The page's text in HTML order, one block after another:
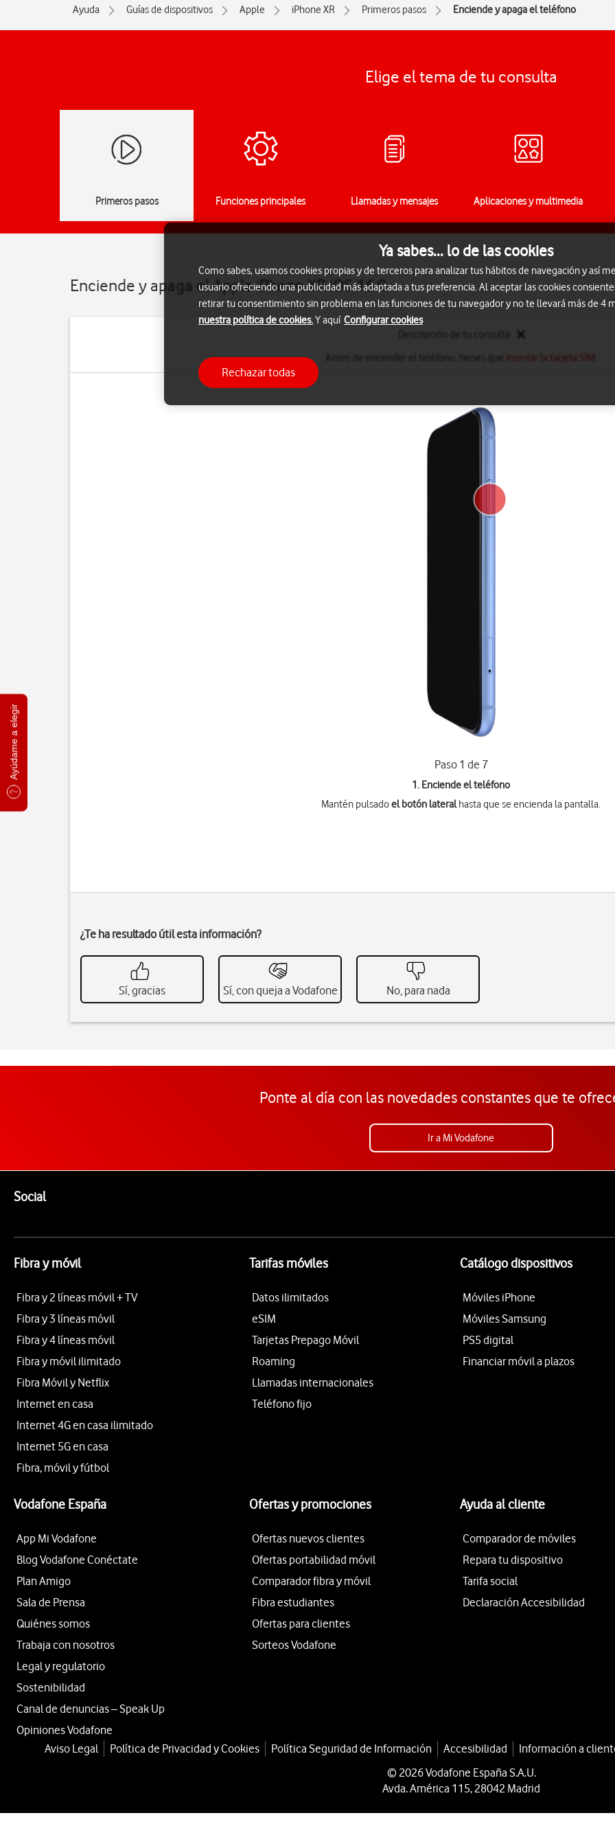
Ayúdame a elegir
Ayuda Guías de dispositivos Apple iPhone XR Primeros pasos Enciende y apaga el teléfono
Elige el tema de tu consulta
Primeros pasos Funciones principales Llamadas y mensajes Aplicaciones y multimedia
Enciende y apaga el Apple iPhone XR iOS 16.0
Antes de encender el teléfono, tienes que
insertar la tarjeta SIM
Paso 1 de 7
1. Enciende el teléfono
Mantén pulsadoel botón lateralhasta que se encienda la pantalla.
¿Te ha resultado útil esta información?
Sí, gracias Sí, con queja a Vodafone No, para nada
Ponte al día con las novedades constantes que te
Ir a Mi Vodafone
SocialEnlaces a las redes sociales de Vodafone
Fibra y móvil
Fibra y 2 líneas móvil + TV
Fibra y 3 líneas móvil
Fibra y 4 líneas móvil
Fibra y móvil ilimitado
Fibra Móvil y Netflix
Internet en casa
Internet 4G en casa ilimitado
Internet 5G en casa
Fibra, móvil y fútbol
Tarifas móviles
Datos ilimitados
eSIM
Tarjetas Prepago Móvil
Roaming
Llamadas internacionales
Teléfono fijo
Catálogo dispositivos
Móviles iPhone
Móviles Samsung
PS5 digital
Financiar móvil a plazos
Vodafone España
App Mi Vodafone
Blog Vodafone Conéctate
Plan Amigo
Sala de Prensa
Quiénes somos
Trabaja con nosotros
Legal y regulatorio
Sostenibilidad
Canal de denuncias – Speak Up
Opiniones Vodafone
Ofertas y promociones
Ofertas nuevos clientes
Ofertas portabilidad móvil
Comparador fibra y móvil
Fibra estudiantes
Ofertas para clientes
Sorteos Vodafone
Ayuda al cliente
Comparador de móviles
Repara tu dispositivo
Tarifa social
Declaración Accesibilidad
Aviso Legal Política de Privacidad y Cookies Política Seguridad de Información Accesibilidad Información a
© 2026 Vodafone España S.A.U.
Avda. América 115, 28042 Madrid
Ya sabes... lo de las cookies
Como sabes, usamos cookies propias y de terceros para analizar tus hábitos de navegación y así
usuario ofreciendo una publicidad más adaptada a tus preferencia. Al aceptar las cookies
retirar tu consentimiento sin problema en las funciones de tu navegador y no te llevará más de 4
nuestra política de cookies.Y aquí Configurar cookies
Rechazar todas